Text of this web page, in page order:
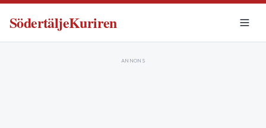
SödertäljeKuriren
ANNONS